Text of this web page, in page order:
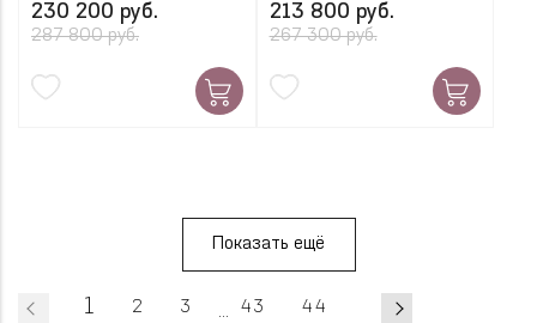
230 200 руб.
287 800 руб.
213 800 руб.
267 300 руб.
Показать ещё
1 2 3 ... 43 44